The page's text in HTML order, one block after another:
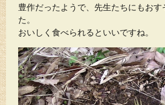
豊作だったようで、先生たちにもおす
た。
おいしく食べられるといいですね。